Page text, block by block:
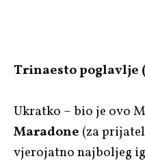
Trinaesto poglavlje
Ukratko – bio je ovo
Maradone (za
vjerojatno najboljeg